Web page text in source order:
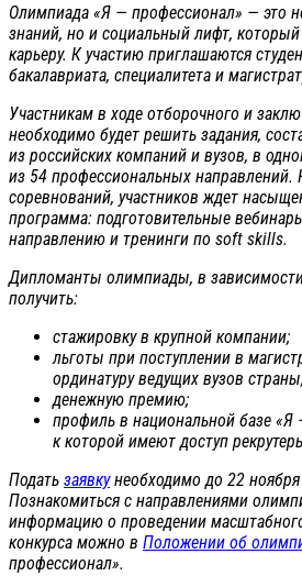
Олимпиада «Я — профессионал» — это
знаний, но и социальный лифт,
карьеру. К участию приглашаются
бакалавриата, специалитета и
Участникам в ходе отборочного и
необходимо будет решить задания,
из российских компаний и вузов, в
из 54 профессиональных направлений.
соревнований, участников ждет
программа: подготовительные
направлению и тренинги по soft skills.
Дипломанты олимпиады, в зависимости
получить:
стажировку в крупной компании;
льготы при поступлении в
ординатуру ведущих вузов
денежную премию;
профиль в национальной базе «Я
к которой имеют доступ
Подать заявкунеобходимо до 22 ноября
Познакомиться с направлениями
информацию о проведении
конкурса можно в Положении об
профессионал».